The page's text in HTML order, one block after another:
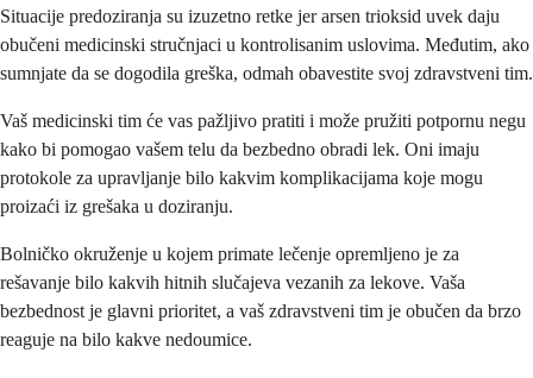
Situacije predoziranja su izuzetno retke jer arsen trioksid uvek daju
obučeni medicinski stručnjaci u kontrolisanim uslovima. Međutim, ako
sumnjate da se dogodila greška, odmah obavestite svoj zdravstveni tim.
Vaš medicinski tim će vas pažljivo pratiti i može pružiti potpornu negu
kako bi pomogao vašem telu da bezbedno obradi lek. Oni imaju
protokole za upravljanje bilo kakvim komplikacijama koje mogu
proizaći iz grešaka u doziranju.
Bolničko okruženje u kojem primate lečenje opremljeno je za
rešavanje bilo kakvih hitnih slučajeva vezanih za lekove. Vaša
bezbednost je glavni prioritet, a vaš zdravstveni tim je obučen da brzo
reaguje na bilo kakve nedoumice.